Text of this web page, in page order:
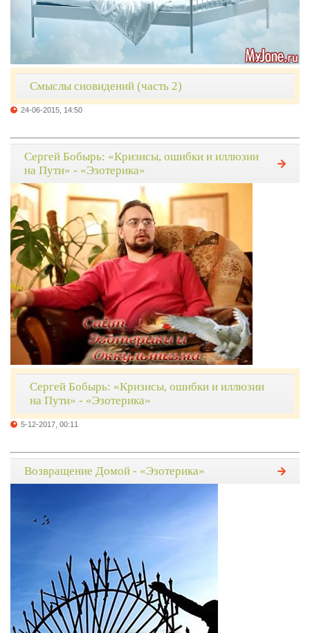
Смыслы сновидений (часть 2)
24-06-2015, 14:50
Сергей Бобырь: «Кризисы, ошибки и иллюзии
на Пути» - «Эзотерика»
Сергей Бобырь: «Кризисы, ошибки и иллюзии
на Пути» - «Эзотерика»
5-12-2017, 00:11
Возвращение Домой - «Эзотерика»